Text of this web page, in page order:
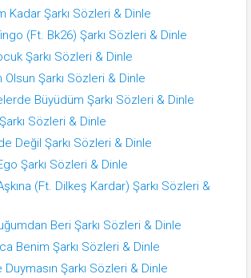
Kadar Şarkı Sözleri & Dinle
(Ft. Bk26) Şarkı Sözleri & Dinle
Şarkı Sözleri & Dinle
Olsun Şarkı Sözleri & Dinle
Büyüdüm Şarkı Sözleri & Dinle
Sözleri & Dinle
Değil Şarkı Sözleri & Dinle
Şarkı Sözleri & Dinle
(Ft. Dilkeş Kardar) Şarkı Sözleri &
Beri Şarkı Sözleri & Dinle
Benim Şarkı Sözleri & Dinle
Duymasın Şarkı Sözleri & Dinle